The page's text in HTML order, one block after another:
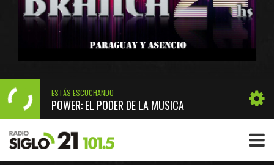
ESTÁS ESCUCHANDO
POWER: EL PODER DE LA MÚSICA